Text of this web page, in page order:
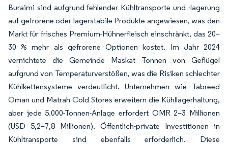
Buraimi sind aufgrund fehlender Kühltransporte und -lagerung
auf gefrorene oder lagerstabile Produkte angewiesen, was den
Markt für frisches Premium-Hühnerfleisch einschränkt, das 20–
30 % mehr als gefrorene Optionen kostet. Im Jahr 2024
vernichtete die Gemeinde Maskat Tonnen von Geflügel
aufgrund von Temperaturverstößen, was die Risiken schlechter
Kühlkettensysteme verdeutlicht. Unternehmen wie Tabreed
Oman und Matrah Cold Stores erweitern die Kühllagerhaltung,
aber jede 5.000-Tonnen-Anlage erfordert OMR 2–3 Millionen
(USD 5,2–7,8 Millionen). Öffentlich-private Investitionen in
Kühltransporte sind ebenfalls erforderlich. Diese